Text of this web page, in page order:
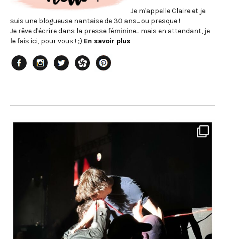
Je m'appelle Claire et je
suis une blogueuse nantaise de 30 ans... ou presque !
Je rêve d'écrire dans la presse féminine... mais en attendant, je
le fais ici, pour vous ! ;) En savoir plus